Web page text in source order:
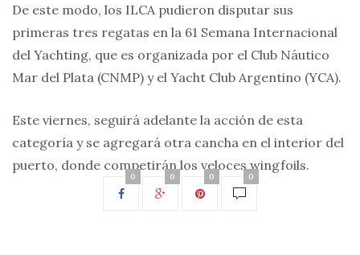
De este modo, los ILCA pudieron disputar sus
primeras tres regatas en la 61 Semana Internacional
del Yachting, que es organizada por el Club Náutico
Mar del Plata (CNMP) y el Yacht Club Argentino (YCA).
Este viernes, seguirá adelante la acción de esta
categoría y se agregará otra cancha en el interior del
puerto, donde competirán los veloces wingfoils.
0 0 0 0